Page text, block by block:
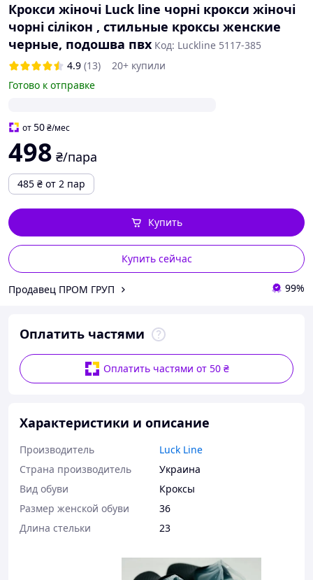
Крокси жіночі Luck line чорні крокси жіночі
чорні сілікон , стильные кроксы женские
черные, подошва пвх Код: Luckline 5117-385
4.9 (13)
20+ купили
Готово к отправке
от50₴/мес
498 ₴/пара
485 ₴ от 2 пар
Купить сейчас
Купить
Продавец ПРОМ ГРУП 99%
Оплатить частями
Оплатить частями от 50 ₴
Характеристики и описание
Производитель
Luck Line
Страна производитель
Украина
Вид обуви
Кроксы
Размер женской обуви
36
Длина стельки
23